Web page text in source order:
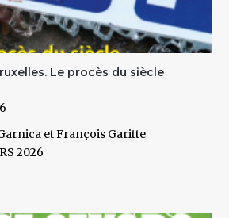
Le procès du siècle
et François Garitte
2026